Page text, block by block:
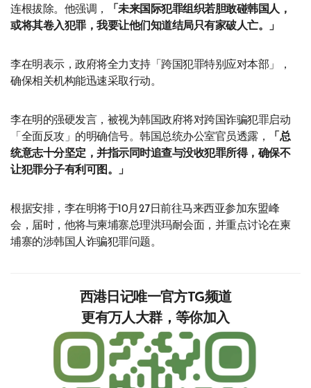
连根拔除。他强调，
「未来国际犯罪组织若胆敢碰韩国人，
或将其卷入犯罪，我要让他们知道结局只有家破人亡。」
李在明表示，政府将全力支持「跨国犯罪特别应对本部」，
确保相关机构能迅速采取行动。
李在明的强硬发言，被视为韩国政府将对跨国诈骗犯罪启动
「全面反攻」的明确信号。韩国总统办公室官员透露，
「总
统意志十分坚定，并指示同时追查与没收犯罪所得，确保不
让犯罪分子有利可图。」
根据安排，李在明将于10月27日前往马来西亚参加东盟峰
会，届时，他将与柬埔寨总理洪玛耐会面，并重点讨论在柬
埔寨的涉韩国人诈骗犯罪问题。
西港日记唯一官方TG频道
更有万人大群，等你加入‍‍‍‍‍‍‍‍‍‍‍‍‍